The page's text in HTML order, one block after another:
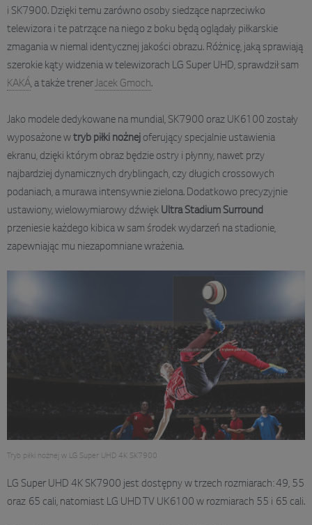
i SK7900. Dzięki temu zarówno osoby siedzące naprzeciwko
telewizora i te patrzące na niego z boku będą oglądały piłkarskie
zmagania w niemal identycznej jakości obrazu. Różnicę, jaką sprawiają
szerokie kąty widzenia w telewizorach LG Super UHD, sprawdził sam
KAKÁ, a także trenerJacek Gmoch.
Jako modele dedykowane na mundial, SK7900 oraz UK6100 zostały
wyposażone wtryb piłki nożnej oferujący specjalnie ustawienia
ekranu, dzięki którym obraz będzie ostry i płynny, nawet przy
najbardziej dynamicznych dryblingach, czy długich crossowych
podaniach, a murawa intensywnie zielona. Dodatkowo precyzyjnie
ustawiony, wielowymiarowy dźwięk Ultra Stadium Surround
przeniesie każdego kibica w sam środek wydarzeń na stadionie,
zapewniając mu niezapomniane wrażenia.
Tryb piłki nożnej w LG Super UHD 4K SK7900
LG Super UHD 4K SK7900 jest dostępny w trzech rozmiarach: 49, 55
oraz 65 cali, natomiast LG UHD TV UK6100 w rozmiarach 55 i 65 cali.